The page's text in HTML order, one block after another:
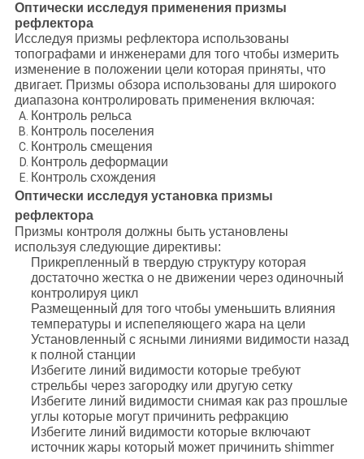
Оптически исследуя применения призмы
рефлектора
Исследуя призмы рефлектора использованы
топографами и инженерами для того чтобы измерить
изменение в положении цели которая приняты, что
двигает. Призмы обзора использованы для широкого
диапазона контролировать применения включая:
Контроль рельса
Контроль поселения
Контроль смещения
Контроль деформации
Контроль схождения
Оптически исследуя установка призмы
рефлектора
Призмы контроля должны быть установлены
используя следующие директивы:
Прикрепленный в твердую структуру которая
достаточно жестка о не движении через одиночный
контролируя цикл
Размещенный для того чтобы уменьшить влияния
температуры и испепеляющего жара на цели
Установленный с ясными линиями видимости назад
к полной станции
Избегите линий видимости которые требуют
стрельбы через загородку или другую сетку
Избегите линий видимости снимая как раз прошлые
углы которые могут причинить рефракцию
Избегите линий видимости которые включают
источник жары который может причинить shimmer